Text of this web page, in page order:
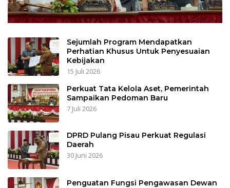
Sejumlah Program Mendapatkan
Perhatian Khusus Untuk Penyesuaian
Kebijakan
15 Juli 2026
Perkuat Tata Kelola Aset, Pemerintah
Sampaikan Pedoman Baru
7 Juli 2026
DPRD Pulang Pisau Perkuat Regulasi
Daerah
30 Juni 2026
Penguatan Fungsi Pengawasan Dewan